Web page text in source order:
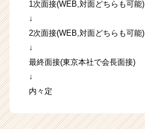
1次面接(WEB,対面どちらも可能)
↓
2次面接(WEB,対面どちらも可能)
↓
最終面接(東京本社で会長面接)
↓
内々定